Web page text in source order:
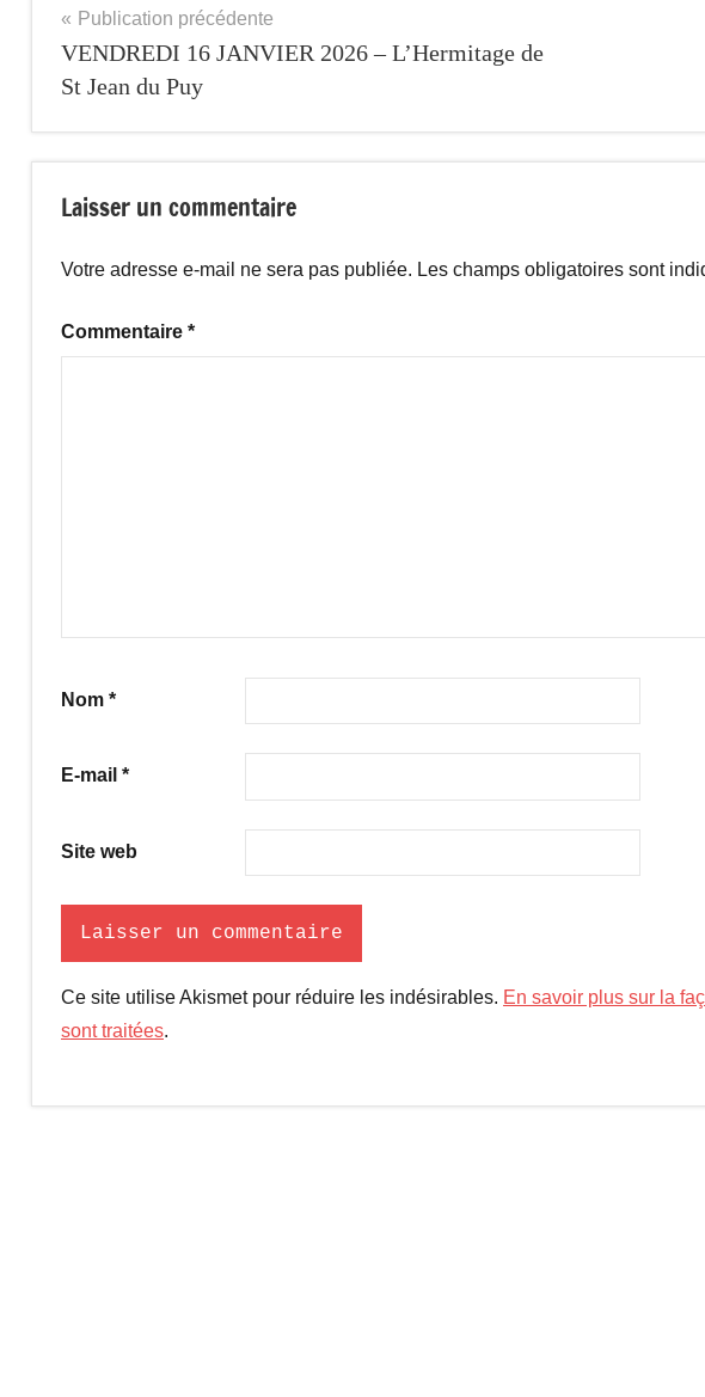
Navigation
de
l’article
Publication précédente
VENDREDI 16 JANVIER 2026 – L’Hermitage de
St Jean du Puy
Laisser un commentaire
Votre adresse e-mail ne sera pas publiée. Les champs obligatoires sont
Commentaire *
Nom *
E-mail *
Site web
Ce site utilise Akismet pour réduire les indésirables. En savoir plus sur la
sont traitées.